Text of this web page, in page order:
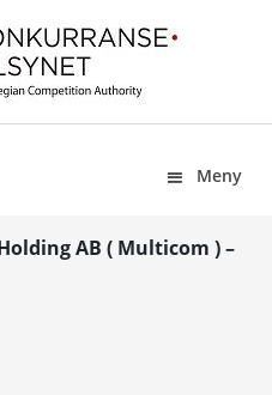
Meny
AB ( Multicom ) –